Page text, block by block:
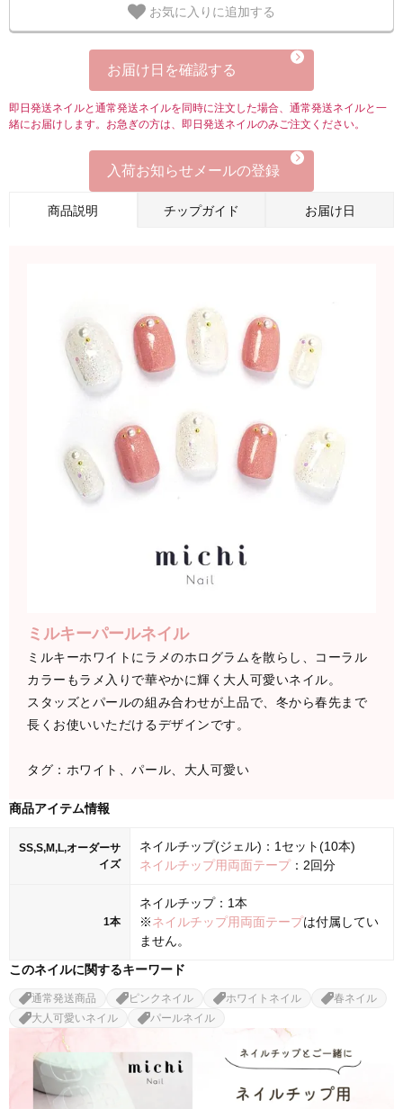
お気に入りに追加する
お届け日を確認する
即日発送ネイルと通常発送ネイルを同時に注文した場合、通常発送ネイルと一
緒にお届けします。お急ぎの方は、即日発送ネイルのみご注文ください。
入荷お知らせメールの登録
商品説明 チップガイド お届け日
ミルキーパールネイル
ミルキーホワイトにラメのホログラムを散らし、コーラル
カラーもラメ入りで華やかに輝く大人可愛いネイル。
スタッズとパールの組み合わせが上品で、冬から春先まで
長くお使いいただけるデザインです。
タグ：ホワイト、パール、大人可愛い
商品アイテム情報
SS,S,M,L,オーダーサ
イズ
ネイルチップ(ジェル)：1セット(10本)
ネイルチップ用両面テープ：2回分
1本
ネイルチップ：1本
※ネイルチップ用両面テープは付属してい
ません。
このネイルに関するキーワード
通常発送商品 ピンクネイル ホワイトネイル
春ネイル
大人可愛いネイル
パールネイル